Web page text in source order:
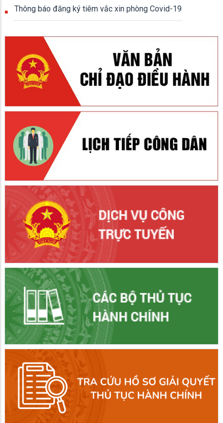
Thông báo đăng ký tiêm vắc xin phòng Covid-19